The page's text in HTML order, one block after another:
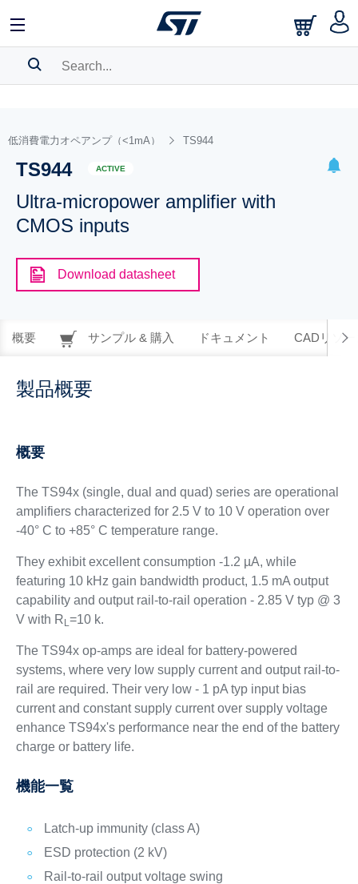
BOOKMARK
Please log in to show your saved searches.
低消費電力オペアンプ（<1mA） TS944
TS944 ACTIVE
Ultra-micropower amplifier with
CMOS inputs
Download datasheet
概要 サンプル & 購入 ドキュメント CADリソー
製品概要
概要
The TS94x (single, dual and quad) series are operational
amplifiers characterized for 2.5 V to 10 V operation over
-40° C to +85° C temperature range.
They exhibit excellent consumption -1.2 µA, while
featuring 10 kHz gain bandwidth product, 1.5 mA output
capability and output rail-to-rail operation - 2.85 V typ @ 3
V with R L=10 k.
The TS94x op-amps are ideal for battery-powered
systems, where very low supply current and output rail-to-
rail are required. Their very low - 1 pA typ input bias
current and constant supply current over supply voltage
enhance TS94x's performance near the end of the battery
charge or battery life.
機能一覧
Latch-up immunity (class A)
ESD protection (2 kV)
Rail-to-rail output voltage swing